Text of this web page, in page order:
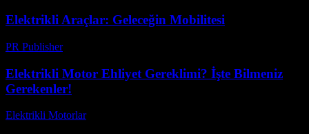
Elektrikli Araçlar: Geleceğin Mobilitesi
PR Publisher-
Elektrikli Motor Ehliyet Gereklimi? İşte Bilmeniz
Gerekenler!
Elektrikli Motorlar-